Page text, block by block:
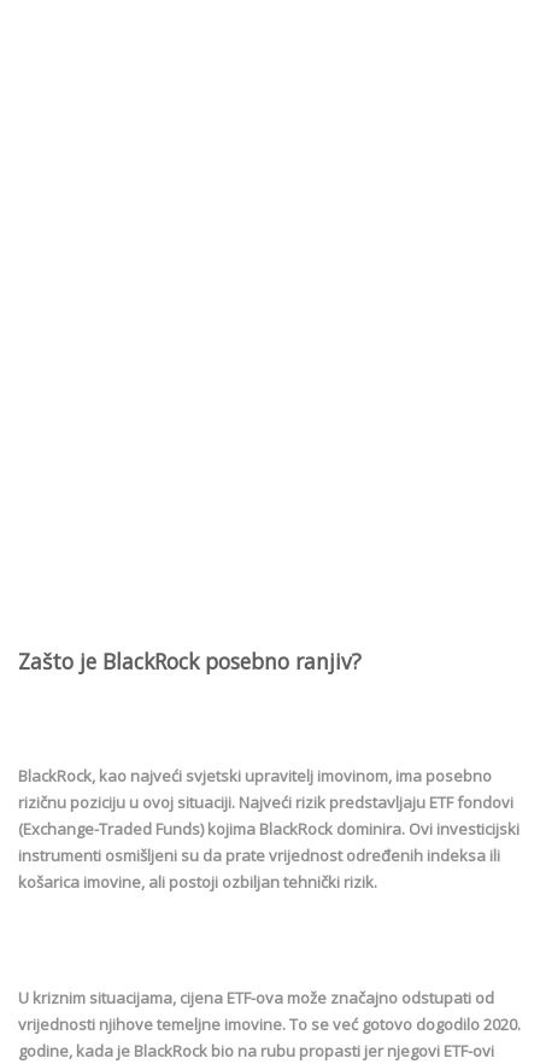
Zašto je BlackRock posebno ranjiv?
BlackRock, kao najveći svjetski upravitelj imovinom, ima posebno
rizičnu poziciju u ovoj situaciji. Najveći rizik predstavljaju ETF fondovi
(Exchange-Traded Funds) kojima BlackRock dominira. Ovi investicijski
instrumenti osmišljeni su da prate vrijednost određenih indeksa ili
košarica imovine, ali postoji ozbiljan tehnički rizik.
U kriznim situacijama, cijena ETF-ova može značajno odstupati od
vrijednosti njihove temeljne imovine. To se već gotovo dogodilo 2020.
godine, kada je BlackRock bio na rubu propasti jer njegovi ETF-ovi